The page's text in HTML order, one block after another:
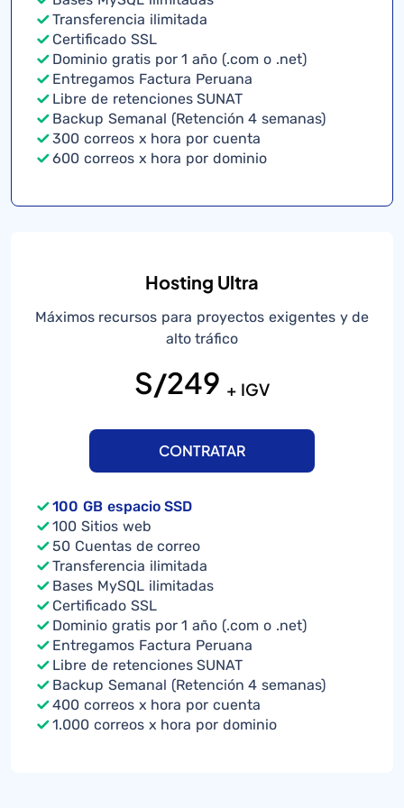
Transferencia ilimitada
Certificado SSL
Dominio gratis por 1 año (.com o .net)
Entregamos Factura Peruana
Libre de retenciones SUNAT
Backup Semanal (Retención 4 semanas)
300 correos x hora por cuenta
600 correos x hora por dominio
Hosting Ultra
Máximos recursos para proyectos exigentes y de
alto tráfico
S/249 + IGV
CONTRATAR
100 GB espacio SSD
100 Sitios web
50 Cuentas de correo
Transferencia ilimitada
Bases MySQL ilimitadas
Certificado SSL
Dominio gratis por 1 año (.com o .net)
Entregamos Factura Peruana
Libre de retenciones SUNAT
Backup Semanal (Retención 4 semanas)
400 correos x hora por cuenta
1.000 correos x hora por dominio